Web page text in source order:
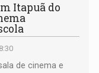
Itapuã do
de cinema e